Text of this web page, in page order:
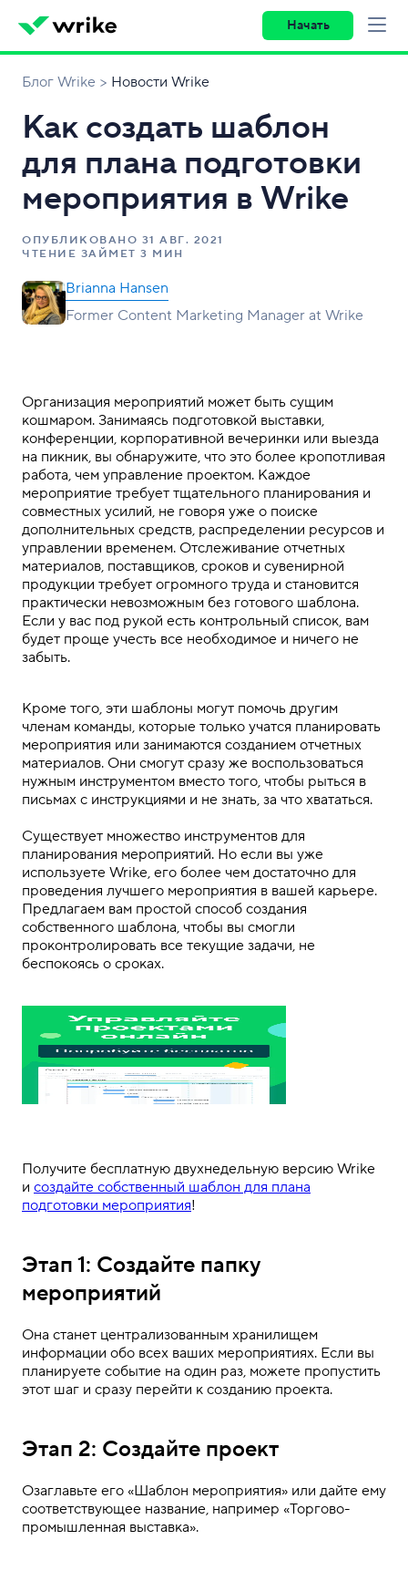
Начать
Блог Wrike Новости Wrike
Как создать шаблон
для плана подготовки
мероприятия в Wrike
ОПУБЛИКОВАНО 31 АВГ. 2021
ЧТЕНИЕ ЗАЙМЕТ 3 МИН
Brianna Hansen
Former Content Marketing Manager at Wrike
Организация мероприятий может быть сущим
кошмаром. Занимаясь подготовкой выставки,
конференции, корпоративной вечеринки или выезда
на пикник, вы обнаружите, что это более кропотливая
работа, чем управление проектом. Каждое
мероприятие требует тщательного планирования и
совместных усилий, не говоря уже о поиске
дополнительных средств, распределении ресурсов и
управлении временем. Отслеживание отчетных
материалов, поставщиков, сроков и сувенирной
продукции требует огромного труда и становится
практически невозможным без готового шаблона.
Если у вас под рукой есть контрольный список, вам
будет проще учесть все необходимое и ничего не
забыть.
Кроме того, эти шаблоны могут помочь другим
членам команды, которые только учатся планировать
мероприятия или занимаются созданием отчетных
материалов. Они смогут сразу же воспользоваться
нужным инструментом вместо того, чтобы рыться в
письмах с инструкциями и не знать, за что хвататься.
Существует множество инструментов для
планирования мероприятий. Но если вы уже
используете Wrike, его более чем достаточно для
проведения лучшего мероприятия в вашей карьере.
Предлагаем вам простой способ создания
собственного шаблона, чтобы вы смогли
проконтролировать все текущие задачи, не
беспокоясь о сроках.
Получите бесплатную двухнедельную версию Wrike
и создайте собственный шаблон для плана
подготовки мероприятия!
Этап 1: Создайте папку
мероприятий
Она станет централизованным хранилищем
информации обо всех ваших мероприятиях. Если вы
планируете событие на один раз, можете пропустить
этот шаг и сразу перейти к созданию проекта.
Этап 2: Создайте проект
Озаглавьте его «Шаблон мероприятия» или дайте ему
соответствующее название, например «Торгово-
промышленная выставка».